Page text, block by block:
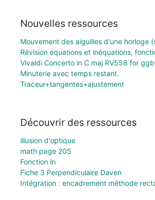
Nouvelles ressources
Mouvement des aiguilles d'une horloge
Révision équations et inéquations,
Vivaldi Concerto in C maj RV558 for
Minuterie avec temps restant.
Traceur+tangentes+ajustement
Découvrir des ressources
illusion d'optique
math page 205
Fonction ln
Fiche 3 Perpendiculaire Daven
Intégration : encadrement méthode